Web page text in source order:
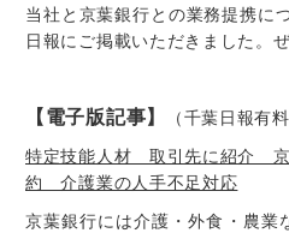
当社と京葉銀行との業務提携に
日報にご掲載いただきました。
【電子版記事】
（千葉日報有
特定技能人材 取引先に紹介 京
約 介護業の人手不足対応
京葉銀行には介護・外食・農業